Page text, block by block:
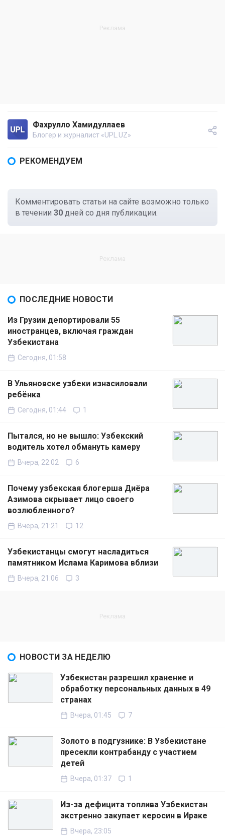
Фахрулло Хамидуллаев
Блогер и журналист «UPL.UZ»
РЕКОМЕНДУЕМ
Комментировать статьи на сайте возможно только
в течении 30 дней со дня публикации.
ПОСЛЕДНИЕ НОВОСТИ
Из Грузии депортировали 55
иностранцев, включая граждан
Узбекистана
Сегодня, 01:58
В Ульяновске узбеки изнасиловали
ребёнка
Сегодня, 01:44 1
Пытался, но не вышло: Узбекский
водитель хотел обмануть камеру
Вчера, 22:02 6
Почему узбекская блогерша Диёра
Азимова скрывает лицо своего
возлюбленного?
Вчера, 21:21 12
Узбекистанцы смогут насладиться
памятником Ислама Каримова вблизи
Вчера, 21:06 3
НОВОСТИ ЗА НЕДЕЛЮ
Узбекистан разрешил хранение и
обработку персональных данных в 49
странах
Вчера, 01:45 7
Золото в подгузнике: В Узбекистане
пресекли контрабанду с участием
детей
Вчера, 01:37 1
Из-за дефицита топлива Узбекистан
экстренно закупает керосин в Ираке
Вчера, 23:05